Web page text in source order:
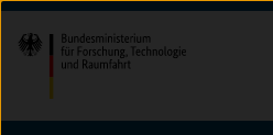
Direkt
zum
Inhalt
(Eingabetaste)
Direkt
zum
Hauptmenu
(Eingabetaste)
Direkt
zur
Suche
(Eingabetaste)